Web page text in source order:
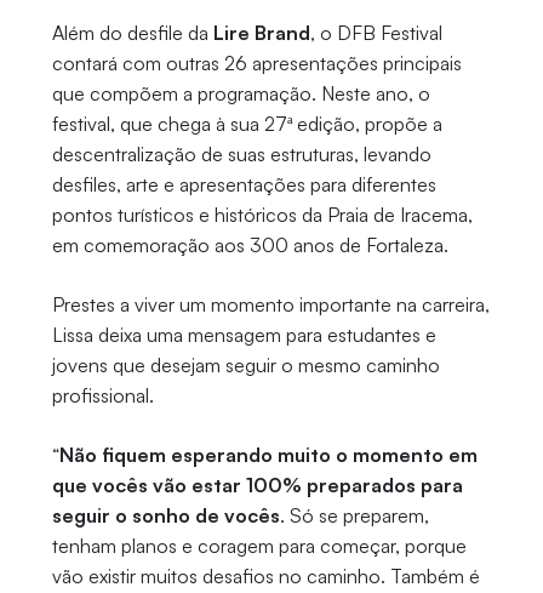
Além do desfile da Lire Brand, o DFB Festival
contará com outras 26 apresentações principais
que compõem a programação. Neste ano, o
festival, que chega à sua 27ª edição, propõe a
descentralização de suas estruturas, levando
desfiles, arte e apresentações para diferentes
pontos turísticos e históricos da Praia de Iracema,
em comemoração aos 300 anos de Fortaleza.
Prestes a viver um momento importante na carreira,
Lissa deixa uma mensagem para estudantes e
jovens que desejam seguir o mesmo caminho
profissional.
“Não fiquem esperando muito o momento em
que vocês vão estar 100% preparados para
seguir o sonho de vocês. Só se preparem,
tenham planos e coragem para começar, porque
vão existir muitos desafios no caminho. Também é